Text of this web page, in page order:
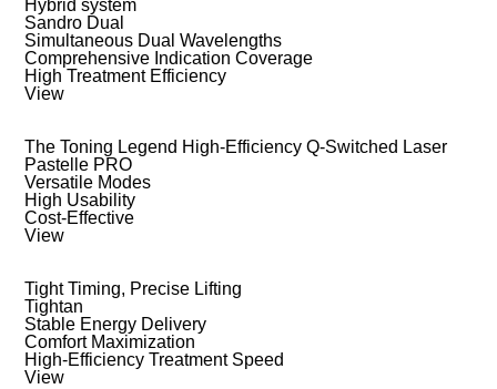
Hybrid system
Sandro Dual
Simultaneous Dual Wavelengths
Comprehensive Indication Coverage
High Treatment Efficiency
View
The Toning Legend High-Efficiency Q-Switched Laser
Pastelle PRO
Versatile Modes
High Usability
Cost-Effective
View
Tight Timing, Precise Lifting
Tightan
Stable Energy Delivery
Comfort Maximization
High-Efficiency Treatment Speed
View